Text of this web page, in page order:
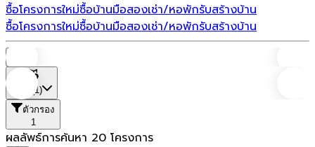
ซื้อโครงการใหม่ซื้อบ้านมือสองเช่า/หอพักรับสร้างบ้าน
ซื้อโครงการใหม่ซื้อบ้านมือสองเช่า/หอพักรับสร้างบ้าน
(1)
ตัวกรอง
1
ผลลัพธ์การค้นหา 20 โครงการ